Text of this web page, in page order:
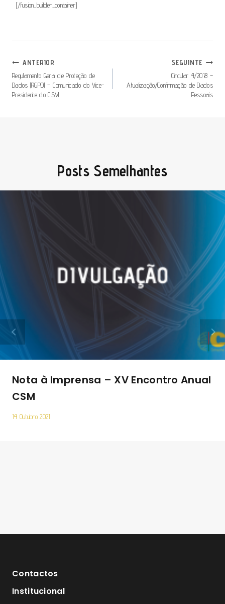
[/fusion_builder_container]
Navegação
De
Artigos
ANTERIOR
Regulamento Geral de Proteção de
Dados (RGPD) – Comunicado do Vice-
Presidente do CSM
SEGUINTE
Circular 4/2018 –
Atualização/Confirmação de Dados
Pessoais
Posts Semelhantes
Nota à Imprensa – XV Encontro Anual
CSM
14 Outubro 2021
Contactos
Institucional